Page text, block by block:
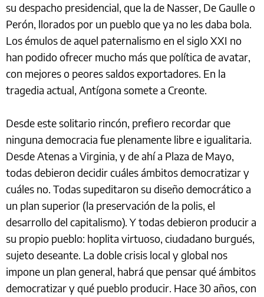
su despacho presidencial, que la de Nasser, De Gaulle o
Perón, llorados por un pueblo que ya no les daba bola.
Los émulos de aquel paternalismo en el siglo XXI no
han podido ofrecer mucho más que política de avatar,
con mejores o peores saldos exportadores. En la
tragedia actual, Antígona somete a Creonte.
Desde este solitario rincón, prefiero recordar que
ninguna democracia fue plenamente libre e igualitaria.
Desde Atenas a Virginia, y de ahí a Plaza de Mayo,
todas debieron decidir cuáles ámbitos democratizar y
cuáles no. Todas supeditaron su diseño democrático a
un plan superior (la preservación de la polis, el
desarrollo del capitalismo). Y todas debieron producir a
su propio pueblo: hoplita virtuoso, ciudadano burgués,
sujeto deseante. La doble crisis local y global nos
impone un plan general, habrá que pensar qué ámbitos
democratizar y qué pueblo producir. Hace 30 años, con